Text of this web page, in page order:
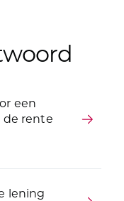
een
de rente
lening